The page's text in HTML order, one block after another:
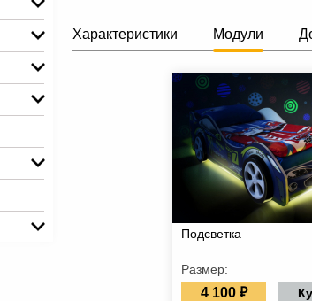
Характеристики Модули
Подсветка
Размер:
4 100 ₽